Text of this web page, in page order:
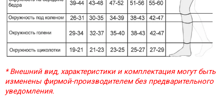
* Внешний вид, характеристики и комплектация могут быть
изменены фирмой-производителем без предварительного
уведомления.